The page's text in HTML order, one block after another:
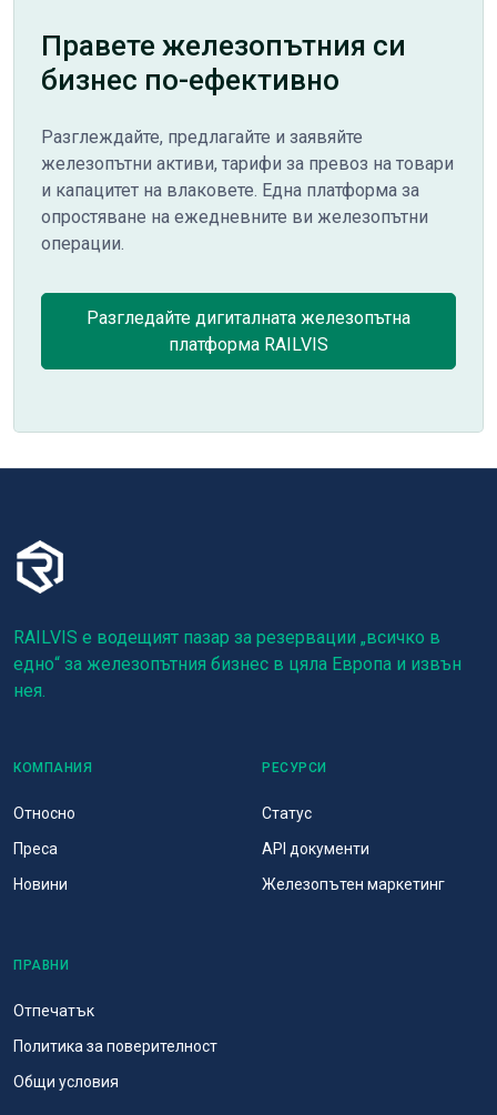
Правете железопътния си
бизнес по-ефективно
Разглеждайте, предлагайте и заявяйте
железопътни активи, тарифи за превоз на товари
и капацитет на влаковете. Една платформа за
опростяване на ежедневните ви железопътни
операции.
Разгледайте дигиталната железопътна
платформа RAILVIS
RAILVIS е водещият пазар за резервации „всичко в
едно“ за железопътния бизнес в цяла Европа и извън
нея.
КОМПАНИЯ
Относно
Преса
Новини
РЕСУРСИ
Статус
API документи
Железопътен маркетинг
ПРАВНИ
Отпечатък
Политика за поверителност
Общи условия